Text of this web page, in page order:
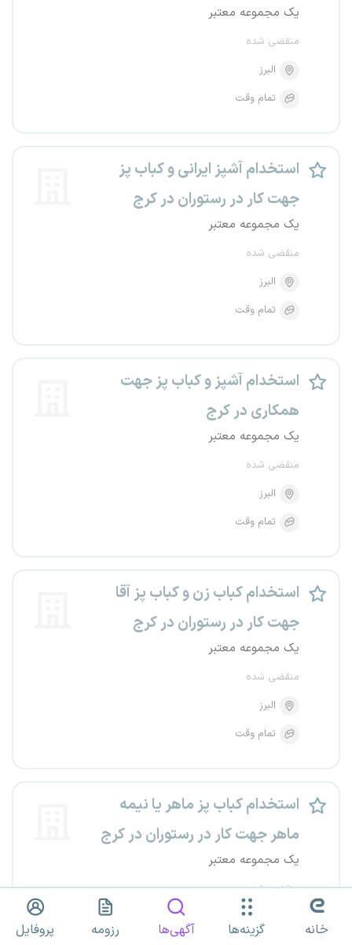
یک مجموعه معتبر
منقضی شده
البرز
تمام وقت
استخدام آشپز ایرانی و کباب پز
جهت کار در رستوران در کرج
یک مجموعه معتبر
منقضی شده
البرز
تمام وقت
استخدام آشپز و کباب پز جهت
همکاری در کرج
یک مجموعه معتبر
منقضی شده
البرز
تمام وقت
استخدام کباب زن و کباب پز آقا
جهت کار در رستوران در کرج
یک مجموعه معتبر
منقضی شده
البرز
تمام وقت
استخدام کباب پز ماهر یا نیمه
ماهر جهت کار در رستوران در کرج
یک مجموعه معتبر
منقضی شده
خانه گزینه‌ها آگهی‌ها رزومه پروفایل